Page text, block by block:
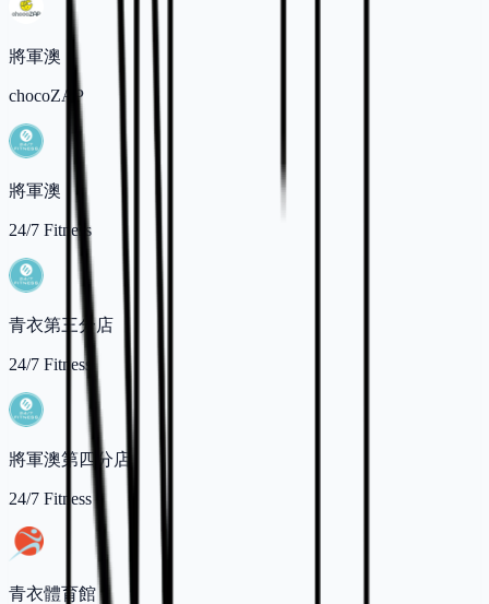
將軍澳
chocoZAP
將軍澳
24/7 Fitness
青衣第三分店
24/7 Fitness
將軍澳第四分店
24/7 Fitness
青衣體育館